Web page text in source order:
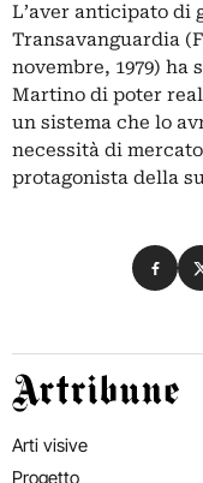
L’aver anticipato di
Transavanguardia
novembre, 1979)
Martino di poter
un sistema che lo
necessità di
protagonista della
Artribune
Arti visive
Progetto